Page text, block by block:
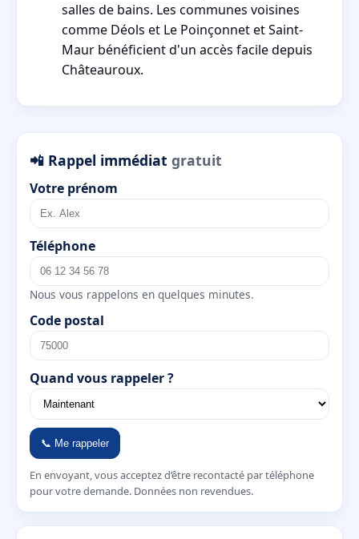
salles de bains. Les communes voisines
comme Déols et Le Poinçonnet et Saint-
Maur bénéficient d'un accès facile depuis
Châteauroux.
📲 Rappel immédiat gratuit
Votre prénom
Téléphone
Nous vous rappelons en quelques minutes.
Code postal
Quand vous rappeler ?
📞 Me rappeler
En envoyant, vous acceptez d’être recontacté par téléphone
pour votre demande. Données non revendues.